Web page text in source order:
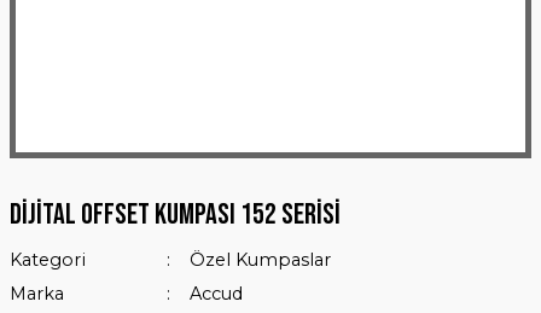
Dijital Offset Kumpası 152 Serisi
Kategori
Özel Kumpaslar
Marka
Accud